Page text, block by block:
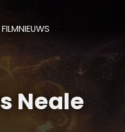
FILMNIEUWS
Neale